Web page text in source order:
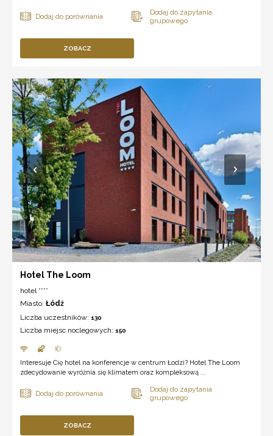
ZOBACZ
Hotel The Loom
hotel ****
Miasto: Łódź
Liczba uczestników: 130
Liczba miejsc noclegowych: 150
Interesuje Cię hotel na konferencje w centrum Łodzi? Hotel The Loom
zdecydowanie wyróżnia się klimatem oraz kompleksową ...
ZOBACZ